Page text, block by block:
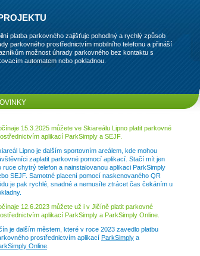
platba parkovného zajišťuje pohodlný a rychlý způsob
parkovného prostřednictvím mobilního telefonu a přináší
možnost úhrady parkovného bez kontaktu s
automatem nebo pokladnou.
15.3.2025 můžete ve Skiareálu Lipno platit parkovné
aplikací ParkSimply a SEJF.
Lipno je dalším sportovním areálem, kde mohou
zaplatit parkovné pomocí aplikací. Stačí mít jen
ruce chytrý telefon a nainstalovanou aplikaci ParkSimply
SEJF. Samotné placení pomocí naskenovaného QR
je pak rychlé, snadné a nemusíte ztrácet čas čekáním u
12.6.2023 můžete už i v Jičíně platit parkovné
aplikací ParkSimply a ParkSimply Online.
je dalším městem, které v roce 2023 zavedlo platbu
prostřednictvím aplikací ParkSimply a
Online